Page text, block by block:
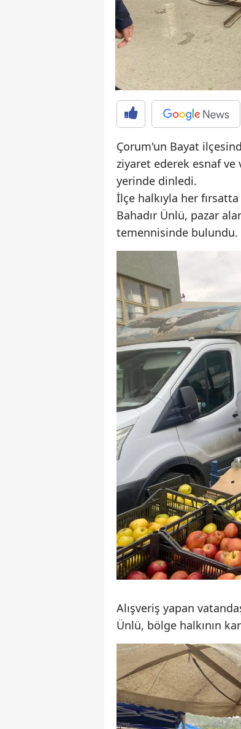
Çorum'un Bayat
ziyaret ederek esnaf
yerinde dinledi.
İlçe halkıyla her
Bahadır Ünlü, pazar
temennisinde bulundu.
Alışveriş yapan
Ünlü, bölge halkının